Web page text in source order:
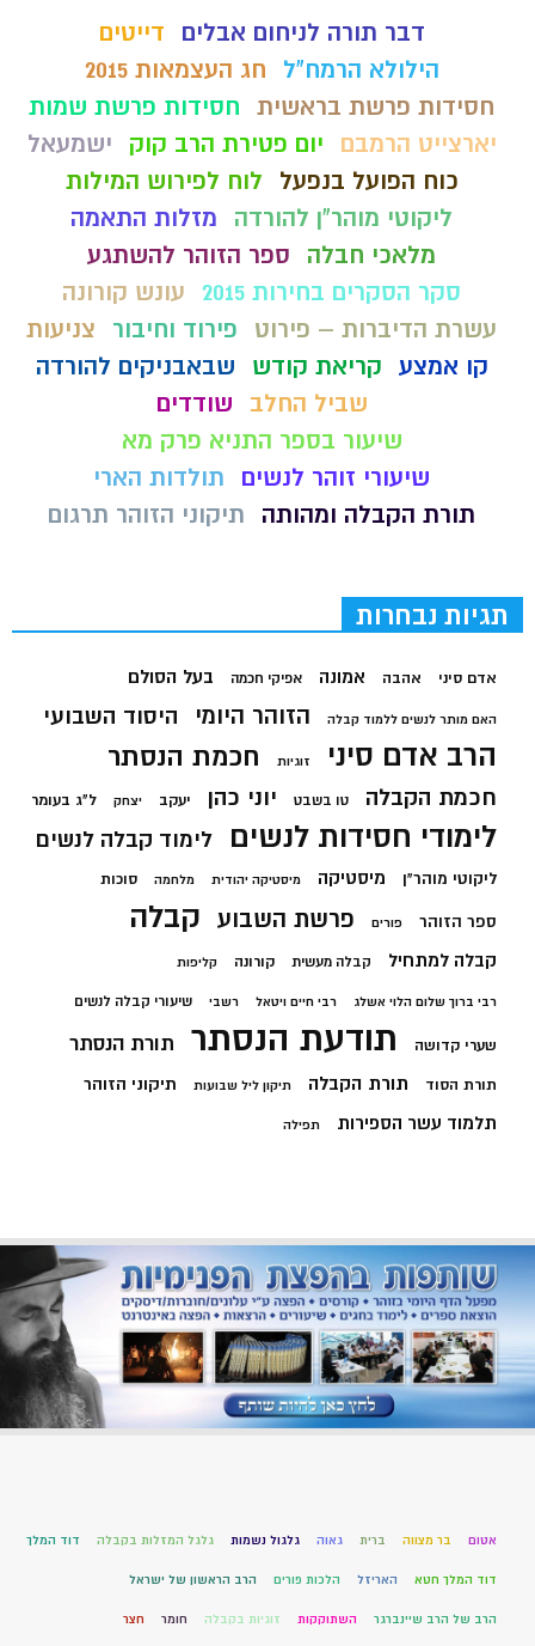
דבר תורה לניחום אבלים
דייטים
הילולא הרמח"ל
חג העצמאות 2015
חסידות פרשת בראשית חסידות פרשת שמות
יארצייט הרמבם
יום פטירת הרב קוק
ישמעאל
כוח הפועל בנפעל
לוח לפירוש המילות
ליקוטי מוהר"ן להורדה
מזלות התאמה
מלאכי חבלה
ספר הזוהר להשתגע
סקר הסקרים בחירות 2015
עונש קורונה
עשרת הדיברות – פירוט
פירוד וחיבור
צניעות
קו אמצע קריאת קודש
שבאבניקים להורדה
שביל החלב
שודדים
שיעור בספר התניא פרק מא
שיעורי זוהר לנשים
תולדות הארי
תורת הקבלה ומהותה
תיקוני הזוהר תרגום
תגיות נבחרות
אדם סיני אהבה אמונה אפיקי חכמה בעל הסולם
האם מותר לנשים ללמוד קבלה הזוהר היומי היסוד השבועי
הרב אדם סיני זוגיות חכמת הנסתר
חכמת הקבלה טו בשבט יוני כהן יעקב יצחק ל"ג בעומר
לימודי חסידות לנשים לימוד קבלה לנשים
ליקוטי מוהר"ן מיסטיקה מיסטיקה יהודית מלחמה סוכות
ספר הזוהר פורים פרשת השבוע קבלה
קבלה למתחיל קבלה מעשית קורונה קליפות
רבי ברוך שלום הלוי אשלג רבי חיים ויטאל רשבי שיעורי קבלה לנשים
שערי קדושה תודעת הנסתר תורת הנסתר
תורת הסוד תורת הקבלה תיקון ליל שבועות תיקוני הזוהר
תלמוד עשר הספירות תפילה
אטום בר מצווה ברית גאוה גלגול נשמות גלגל המזלות בקבלה דוד המלך
דוד המלך חטא האריזל הלכות פורים הרב הראשון של ישראל
הרב של הרב שיינברגר השתוקקות זוגיות בקבלה חומר חצר